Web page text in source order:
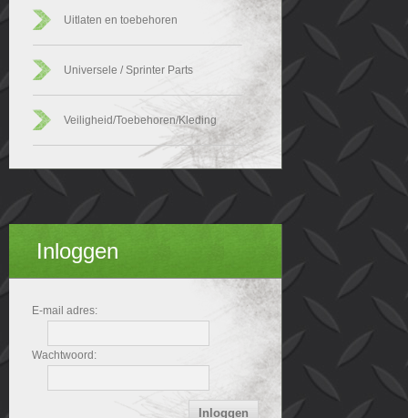
Uitlaten en toebehoren
Universele / Sprinter Parts
Veiligheid/Toebehoren/Kleding
Inloggen
E-mail adres:
Wachtwoord: